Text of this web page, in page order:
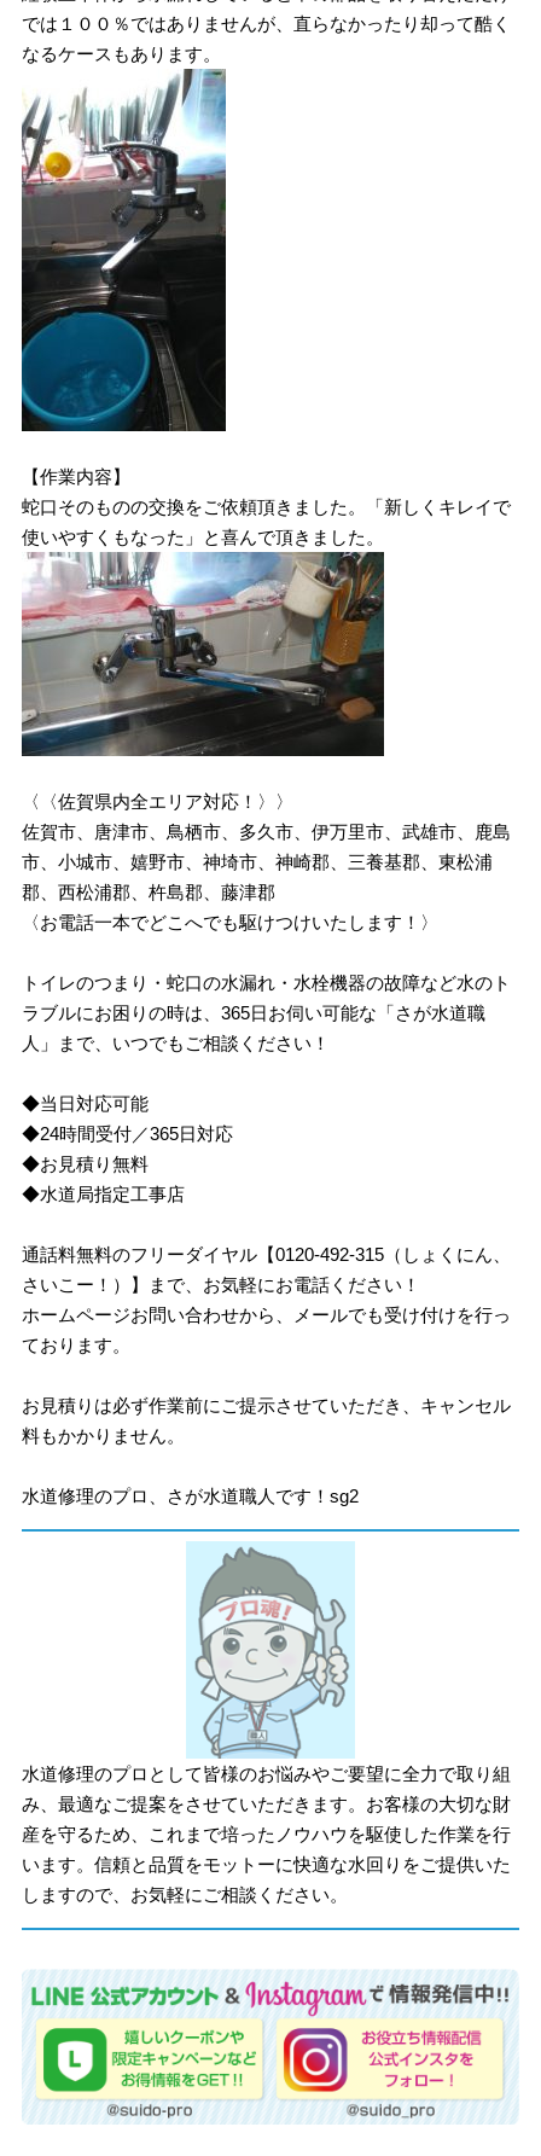
では１００％ではありませんが、直らなかったり却って酷く
なるケースもあります。
【作業内容】
蛇口そのものの交換をご依頼頂きました。「新しくキレイで
使いやすくもなった」と喜んで頂きました。
〈〈佐賀県内全エリア対応！〉〉
佐賀市、唐津市、鳥栖市、多久市、伊万里市、武雄市、鹿島
市、小城市、嬉野市、神埼市、神崎郡、三養基郡、東松浦
郡、西松浦郡、杵島郡、藤津郡
〈お電話一本でどこへでも駆けつけいたします！〉
トイレのつまり・蛇口の水漏れ・水栓機器の故障など水のト
ラブルにお困りの時は、365日お伺い可能な「さが水道職
人」まで、いつでもご相談ください！
◆当日対応可能
◆24時間受付／365日対応
◆お見積り無料
◆水道局指定工事店
通話料無料のフリーダイヤル【0120-492-315（しょくにん、
さいこー！）】まで、お気軽にお電話ください！
ホームページお問い合わせから、メールでも受け付けを行っ
ております。
お見積りは必ず作業前にご提示させていただき、キャンセル
料もかかりません。
水道修理のプロ、さが水道職人です！sg2
水道修理のプロとして皆様のお悩みやご要望に全力で取り組
み、最適なご提案をさせていただきます。お客様の大切な財
産を守るため、これまで培ったノウハウを駆使した作業を行
います。信頼と品質をモットーに快適な水回りをご提供いた
しますので、お気軽にご相談ください。